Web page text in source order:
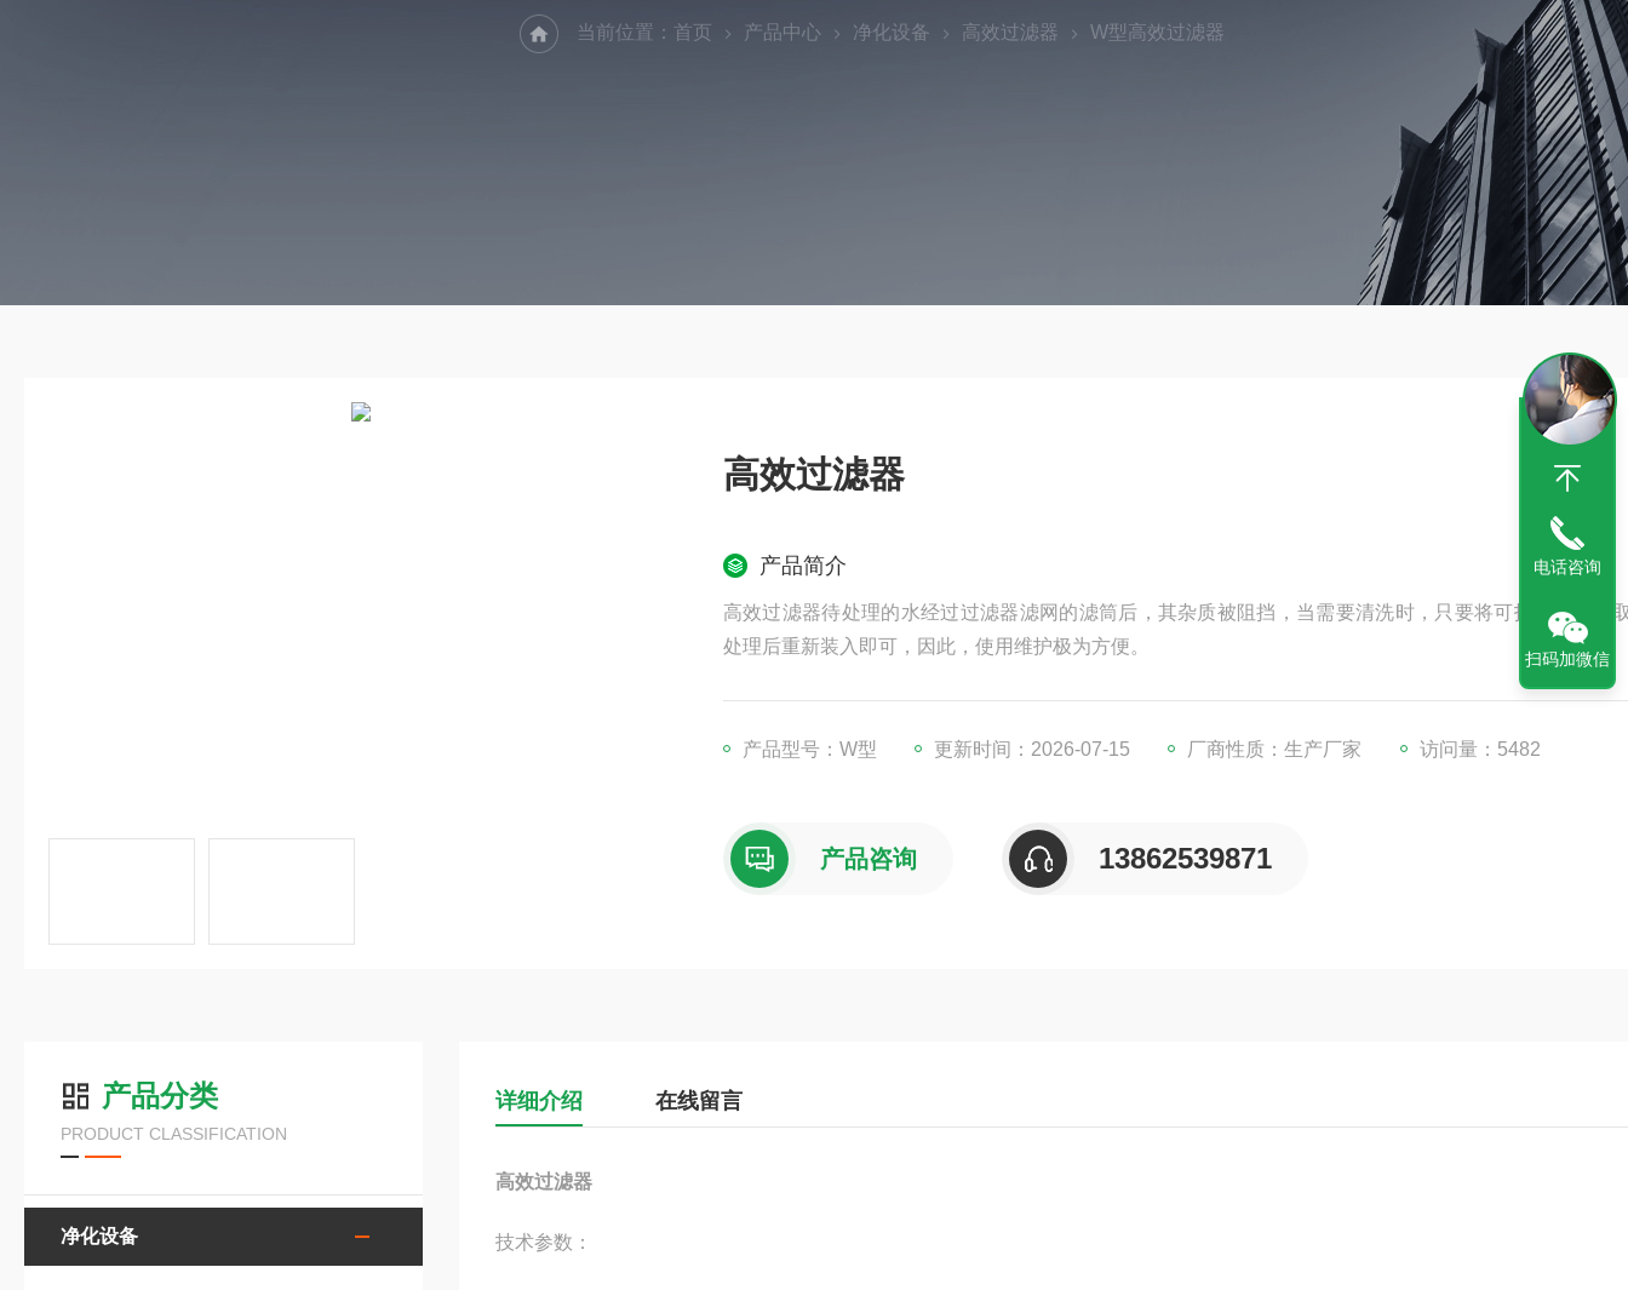
当前位置： 首页 产品中心 净化设备 高效过滤器 W型高效过滤器
高效过滤器
产品简介
高效过滤器待处理的水经过过滤器滤网的滤筒后，其杂质被阻挡，当需要清洗时，只要将可拆卸的滤筒
处理后重新装入即可，因此，使用维护极为方便。
产品型号：W型 更新时间：2026-07-15 厂商性质：生产厂家 访问量：5482
产品咨询 13862539871
产品分类
PRODUCT CLASSIFICATION
净化设备
详细介绍 在线留言
高效过滤器
技术参数：
电话咨询
扫码加微信